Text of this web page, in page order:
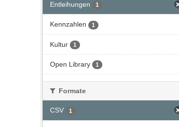
Entleihungen 1
Kennzahlen 1
Kultur 1
Open Library 1
Formate
CSV 1